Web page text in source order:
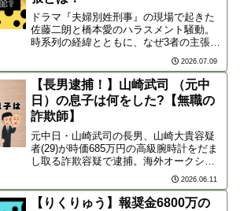
ドラマ『夫婦別姓刑事』の現場で起きた
佐藤二朗と橋本愛のハラスメント騒動。
時系列の経緯とともに、なぜ3者の主張が
食い違うのか、専門家の分析を交えて徹
底解説。映像業界の課題と認識の乖離を
紐解きます。
2026.07.09
【長男逮捕！】山崎武司 （元中
日）の息子は何をした?【無職の
詐欺師】
元中日・山崎武司の長男、山崎大貴容疑
者(29)が時価685万円の高級腕時計をだま
し取る詐欺容疑で逮捕。海外オークショ
ンを騙った手口や住所不定・職業不詳と
なった驚きの経歴、父親のコメントを徹
底解説。
2026.06.11
【りくりゅう】報奨金6800万の